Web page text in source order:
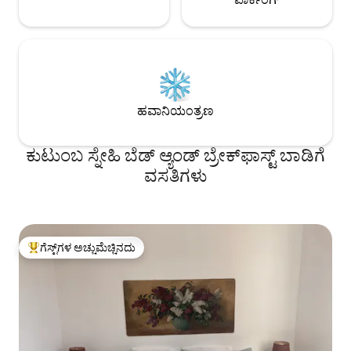
ಹವಾನಿಯಂತ್ರಣ
ಕುಟುಂಬ ಸ್ನೇಹಿ ಬೆಡ್ ಆ್ಯಂಡ್ ಬ್ರೇಕ್‌ಫಾಸ್ಟ್‌ ಬಾಡಿಗೆ
ವಸತಿಗಳು
ಗೆಸ್ಟ್‌ಗಳಿಗೆ ಅತಿ ಹೆಚ್ಚು ಅಚ್ಚುಮೆಚ್ಚಿನದು
ಗೆಸ್ಟ್‌ಗಳ ಅಚ್ಚುಮೆಚ್ಚಿನದು